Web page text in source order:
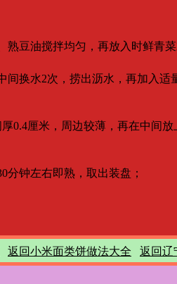
豆油搅拌均匀，再放入时鲜青菜
换水2次，捞出沥水，再加入适
0.4厘米，周边较薄，再在中间
分钟左右即熟，取出装盘；
返回小米面类饼做法大全 返回辽